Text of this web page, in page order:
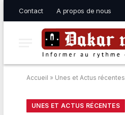
Contact A propos de nous
Accueil » Unes et Actus récentes
UNES ET ACTUS RÉCENTES